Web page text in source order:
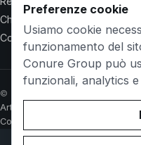
Chi Siamo
Contatti
© 2026 Wet Life News · The
Article Marketing Italia
Contatti
Preferenze cookie
Usiamo cookie
funzionamento del
Conure Group può
funzionali, analytics